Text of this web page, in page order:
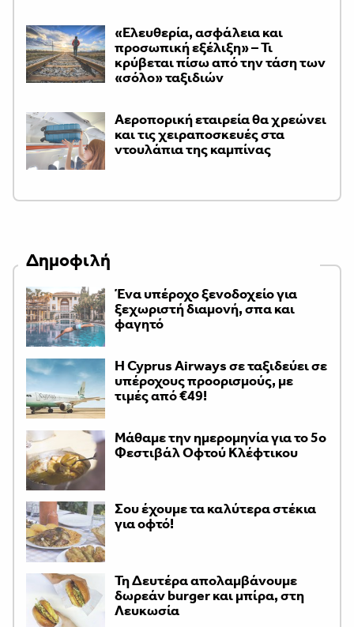
«Ελευθερία, ασφάλεια και
προσωπική εξέλιξη» – Τι
κρύβεται πίσω από την τάση των
«σόλο» ταξιδιών
Αεροπορική εταιρεία θα χρεώνει
και τις χειραποσκευές στα
ντουλάπια της καμπίνας
Δημοφιλή
Ένα υπέροχο ξενοδοχείο για
ξεχωριστή διαμονή, σπα και
φαγητό
H Cyprus Airways σε ταξιδεύει σε
υπέροχους προορισμούς, με
τιμές από €49!
Μάθαμε την ημερομηνία για το 5ο
Φεστιβάλ Οφτού Κλέφτικου
Σου έχουμε τα καλύτερα στέκια
για οφτό!
Τη Δευτέρα απολαμβάνουμε
δωρεάν burger και μπίρα, στη
Λευκωσία